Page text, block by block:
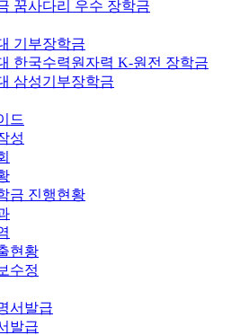
꿈사다리 우수 장학금
기부장학금
한국수력원자력 K-원전 장학금
삼성기부장학금
드
성
금 진행현황
현황
수정
서발급
발급